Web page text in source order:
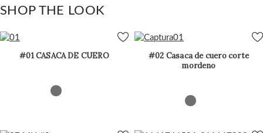
SHOP THE LOOK
#01 CASACA DE CUERO
#02 Casaca de cuero corte
mordeno